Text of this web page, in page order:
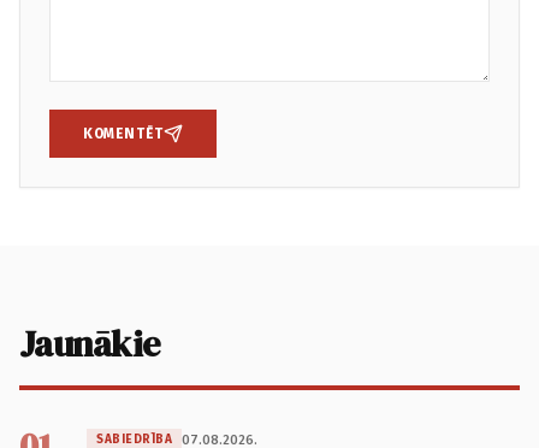
KOMENTĒT
Jaunākie
SABIEDRĪBA 07.08.2026.